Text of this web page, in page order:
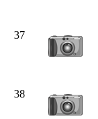
37
38